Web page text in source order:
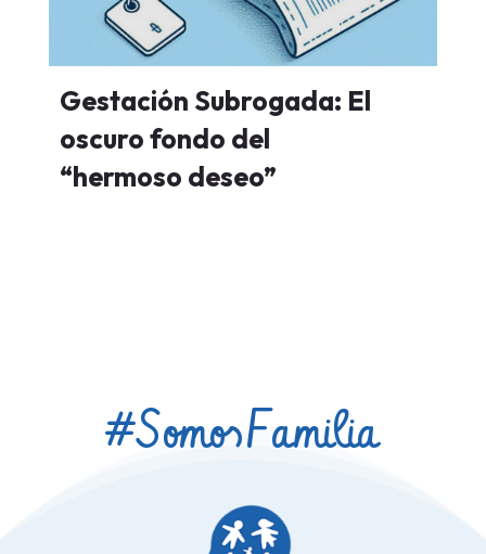
Gestación Subrogada: El
oscuro fondo del
“hermoso deseo”
#SomosFamilia